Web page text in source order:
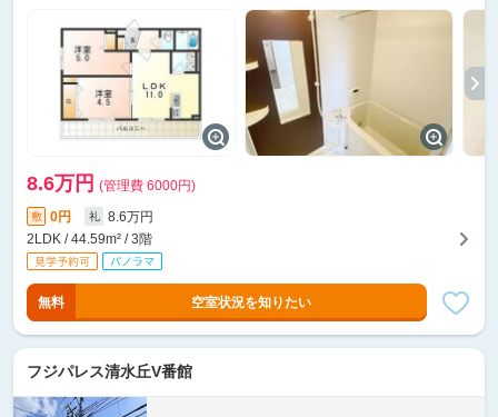
8.6万円 (管理費 6000円)
敷 0円 礼
8.6万円
2LDK / 44.59m² / 3階
無料 空室状況を知りたい
フジパレス清水丘V番館